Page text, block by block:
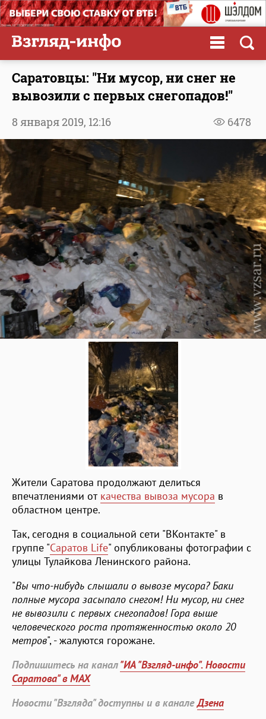
Саратовцы: "Ни мусор, ни снег не
вывозили с первых снегопадов!"
6478
8 января 2019, 12:16
Жители Саратова продолжают делиться
впечатлениями от качества вывоза мусора в
областном центре.
Так, сегодня в социальной сети "ВКонтакте" в
группе "Саратов Life" опубликованы фотографии с
улицы Тулайкова Ленинского района.
"Вы что-нибудь слышали о вывозе мусора? Баки
полные мусора засыпало снегом! Ни мусор, ни снег
не вывозили с первых снегопадов! Гора выше
человеческого роста протяженностью около 20
метров", - жалуются горожане.
Подпишитесь на канал"ИА "Взгляд-инфо". Новости
Саратова" в MAX
Новости "Взгляда" доступны и в каналеДзена